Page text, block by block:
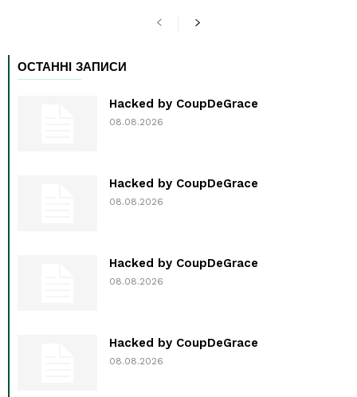
ОСТАННІ ЗАПИСИ
Hacked by CoupDeGrace
08.08.2026
Hacked by CoupDeGrace
08.08.2026
Hacked by CoupDeGrace
08.08.2026
Hacked by CoupDeGrace
08.08.2026